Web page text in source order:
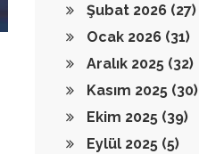
Şubat 2026 (27)
Ocak 2026 (31)
Aralık 2025 (32)
Kasım 2025 (30)
Ekim 2025 (39)
Eylül 2025 (5)